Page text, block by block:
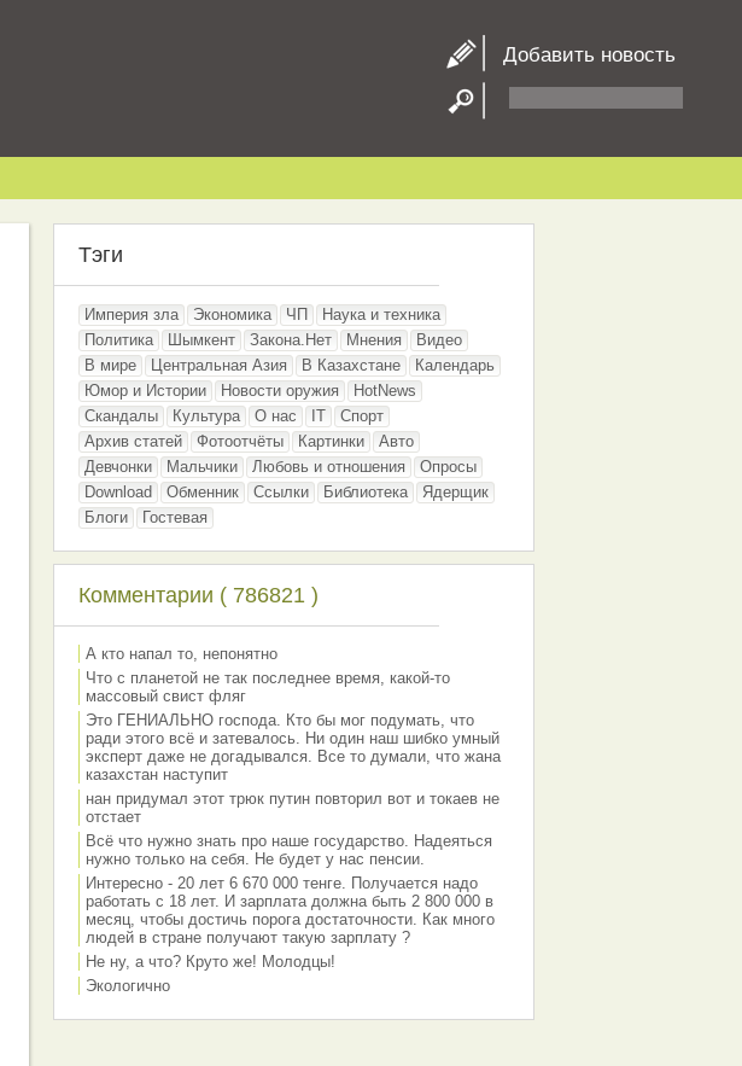
Добавить новость
Тэги
Империя зла Экономика ЧП
Наука и техника
Политика
Шымкент Закона.Нет Мнения
Видео
В мире
Центральная Азия В Казахстане
Календарь
Юмор и Истории
Новости оружия
HotNews
Скандалы
Культура О нас IT
Спорт
Архив статей
Фотоотчёты Картинки
Авто
Девчонки
Мальчики Любовь и отношения
Опросы
Download
Обменник Ссылки Библиотека
Ядерщик
Блоги
Гостевая
Комментарии ( 786821 )
А кто напал то, непонятно
Что с планетой не так последнее время, какой-то
массовый свист фляг
Это ГЕНИАЛЬНО господа. Кто бы мог подумать, что
ради этого всё и затевалось. Ни один наш шибко умный
эксперт даже не догадывался. Все то думали, что жана
казахстан наступит
нан придумал этот трюк путин повторил вот и токаев не
отстает
Всё что нужно знать про наше государство. Надеяться
нужно только на себя. Не будет у нас пенсии.
Интересно - 20 лет 6 670 000 тенге. Получается надо
работать с 18 лет. И зарплата должна быть 2 800 000 в
месяц, чтобы достичь порога достаточности. Как много
людей в стране получают такую зарплату ?
Не ну, а что? Круто же! Молодцы!
Экологично